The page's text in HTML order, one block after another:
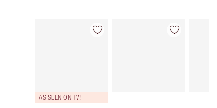
Article 1 sur 15
AS SEEN ON TV!
Article 2 sur 15